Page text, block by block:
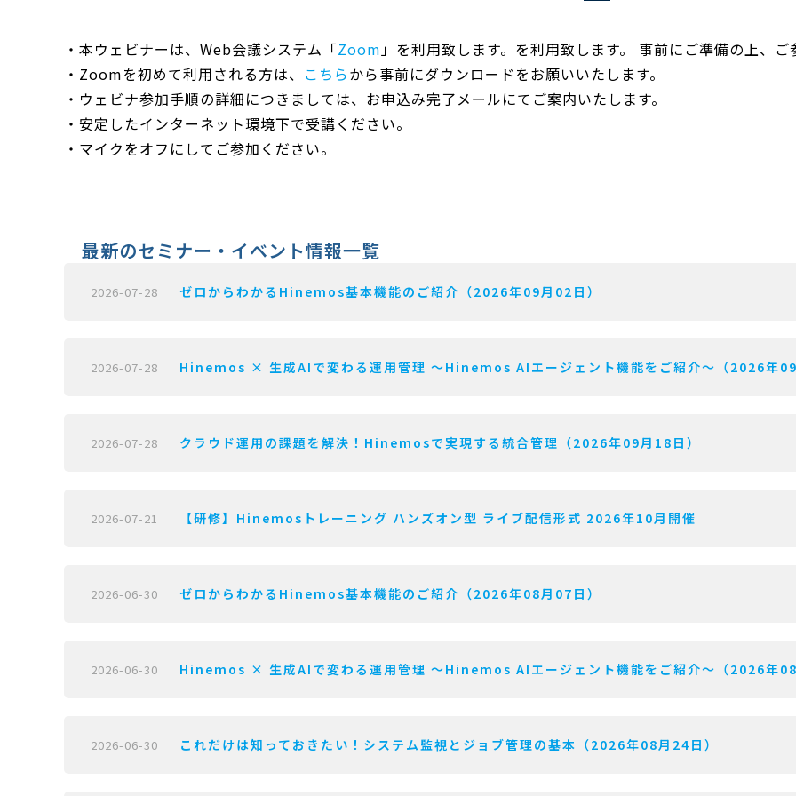
・本ウェビナーは、Web会議システム「Zoom」を利用致します。を利用致します。 事前にご準備の上、ご
・Zoomを初めて利用される方は、 こちらから事前にダウンロードをお願いいたします。
・ウェビナ参加手順の詳細につきましては、お申込み完了メールにてご案内いたします。
・安定したインターネット環境下で受講ください。
・マイクをオフにしてご参加ください。
最新のセミナー・イベント情報一覧
2026-07-28 ゼロからわかるHinemos基本機能のご紹介（2026年09月02日）
2026-07-28 Hinemos × 生成AIで変わる運用管理 〜Hinemos AIエージェント機能をご紹介〜（2026年09
2026-07-28 クラウド運用の課題を解決！Hinemosで実現する統合管理（2026年09月18日）
2026-07-21 【研修】Hinemosトレーニング ハンズオン型 ライブ配信形式 2026年10月開催
2026-06-30 ゼロからわかるHinemos基本機能のご紹介（2026年08月07日）
2026-06-30 Hinemos × 生成AIで変わる運用管理 〜Hinemos AIエージェント機能をご紹介〜（2026年08
2026-06-30 これだけは知っておきたい！システム監視とジョブ管理の基本（2026年08月24日）